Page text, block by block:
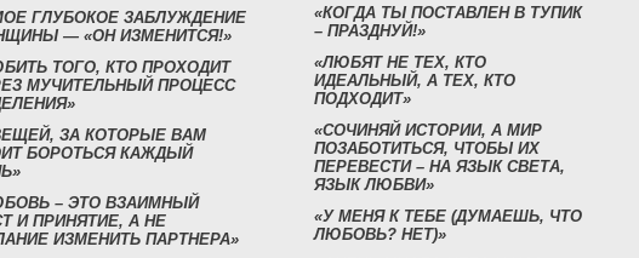
ГЛУБОКОЕ ЗАБЛУЖДЕНИЕ
— «ОН ИЗМЕНИТСЯ!»
ТОГО, КТО ПРОХОДИТ
МУЧИТЕЛЬНЫЙ ПРОЦЕСС
ЗА КОТОРЫЕ ВАМ
БОРОТЬСЯ КАЖДЫЙ
– ЭТО ВЗАИМНЫЙ
И ПРИНЯТИЕ, А НЕ
ИЗМЕНИТЬ ПАРТНЕРА»
«КОГДА ТЫ ПОСТАВЛЕН В ТУПИК
– ПРАЗДНУЙ!»
«ЛЮБЯТ НЕ ТЕХ, КТО
ИДЕАЛЬНЫЙ, А ТЕХ, КТО
ПОДХОДИТ»
«СОЧИНЯЙ ИСТОРИИ, А МИР
ПОЗАБОТИТЬСЯ, ЧТОБЫ ИХ
ПЕРЕВЕСТИ – НА ЯЗЫК СВЕТА,
ЯЗЫК ЛЮБВИ»
«У МЕНЯ К ТЕБЕ (ДУМАЕШЬ, ЧТО
ЛЮБОВЬ? НЕТ)»